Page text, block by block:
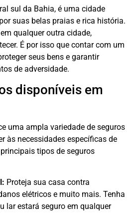
sul da Bahia, é uma cidade
suas belas praias e rica história.
qualquer outra cidade,
É por isso que contar com um
seus bens e garantir
de adversidade.
disponíveis em
uma ampla variedade de seguros
às necessidades específicas de
tipos de seguros
Proteja sua casa contra
elétricos e muito mais. Tenha
lar estará seguro em qualquer